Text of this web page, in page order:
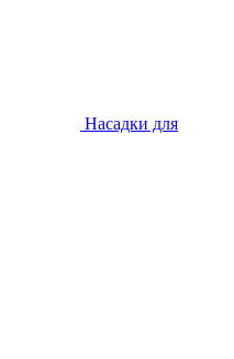
Насадки для